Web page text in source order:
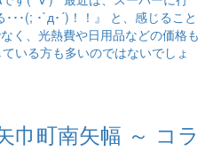
･･(; ･`д･´)！！』 と、感じること
く、光熱費や日用品などの価格も
いる方も多いのではないでしょ
巾町南矢幅 ～ コラ